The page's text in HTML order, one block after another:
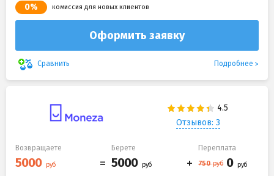
0% комиссия для новых клиентов
Оформить заявку
Сравнить Подробнее
Отзывов: 3
Возвращаете Берете Переплата